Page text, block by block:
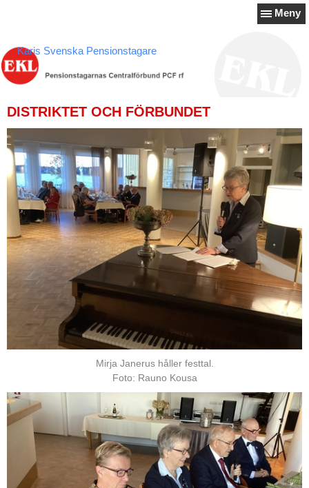
Meny
Karis Svenska Pensionstagare
DISTRIKTET OCH FÖRBUNDET
Mirja Janerus håller festtal.
Foto: Rauno Kousa